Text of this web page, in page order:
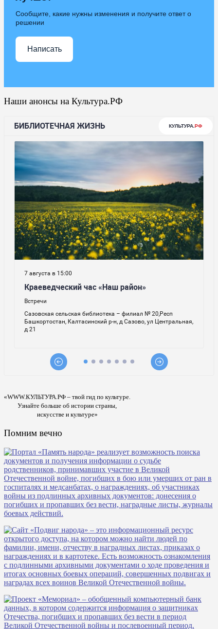
Сообщите, какие нужны изменения и получите ответ о
решении
Написать
Наши анонсы на Культура.РФ
«WWW.КУЛЬТУРА.РФ – твой гид по культуре.
Узнайте больше об истории страны,
искусстве и культуре»
Помним вечно